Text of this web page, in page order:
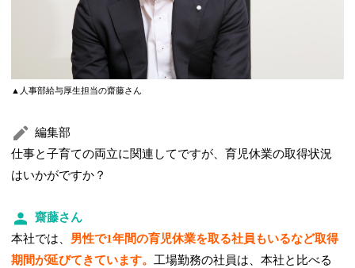
▲人事部給与厚生担当の齋藤さん
編集部
仕事と子育ての両立に関連してですが、育児休業の取得状況
はいかがですか？
齋藤さん
本社では、 男性で1年間の育児休業を取る社員もいるなど取得
期間が延びてきています。工場勤務の社員は、本社と比べる